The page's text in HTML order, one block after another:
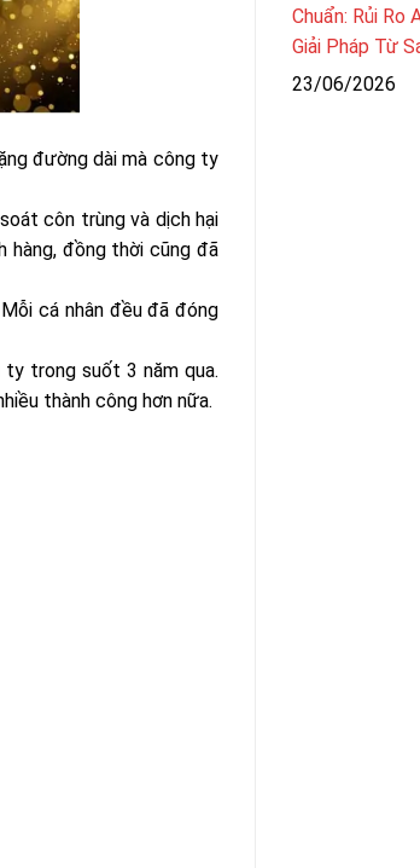
đường dài mà công ty
côn trùng và dịch hại
hàng, đồng thời cũng đã
cá nhân đều đã đóng
trong suốt 3 năm qua.
thành công hơn nữa.
Chuẩn: Rủi Ro
Giải Pháp Từ
23/06/2026